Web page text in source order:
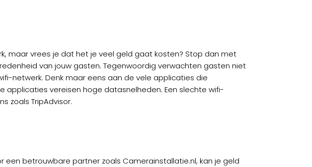
maar vrees je dat het je veel geld gaat kosten? Stop dan met
van jouw gasten. Tegenwoordig verwachten gasten niet
netwerk. Denk maar eens aan de vele applicaties die
applicaties vereisen hoge datasnelheden. Een slechte wifi-
zoals TripAdvisor.
betrouwbare partner zoals Camerainstallatie.nl, kan je geld